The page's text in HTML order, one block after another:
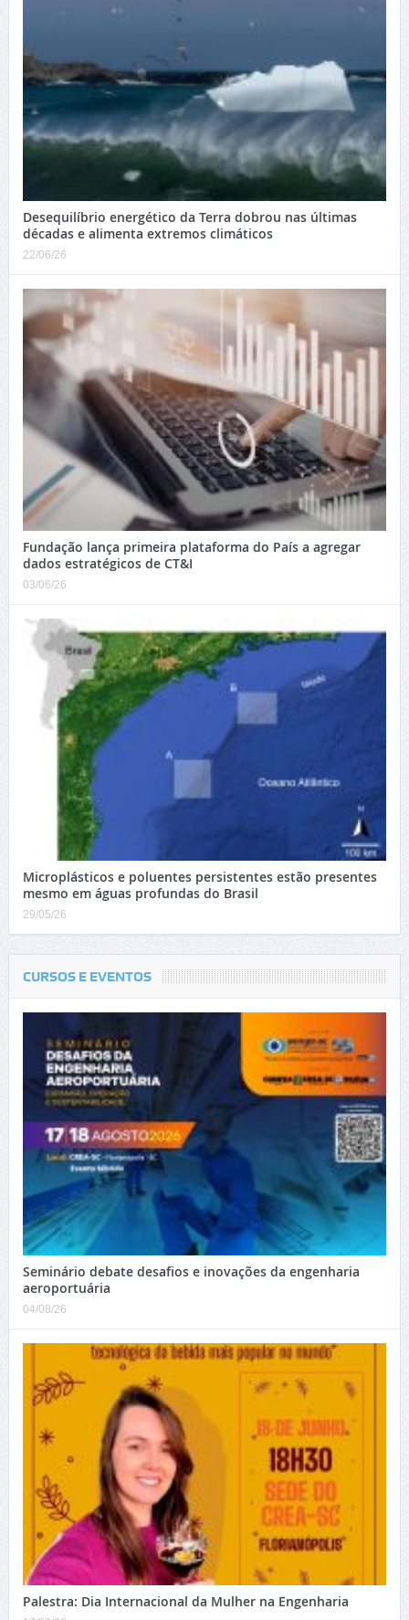
Desequilíbrio energético da Terra dobrou nas últimas
décadas e alimenta extremos climáticos
22/06/26
Fundação lança primeira plataforma do País a agregar
dados estratégicos de CT&I
03/06/26
Microplásticos e poluentes persistentes estão presentes
mesmo em águas profundas do Brasil
29/05/26
CURSOS E EVENTOS
Seminário debate desafios e inovações da engenharia
aeroportuária
04/08/26
Palestra: Dia Internacional da Mulher na Engenharia